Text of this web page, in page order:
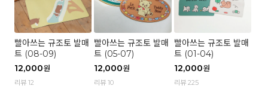
빨아쓰는 규조토 발매
트 (08-09)
12,000원
리뷰 12
빨아쓰는 규조토 발매
트 (05-07)
12,000원
리뷰 10
빨아쓰는 규조토 발매
트 (01-04)
12,000원
리뷰 225